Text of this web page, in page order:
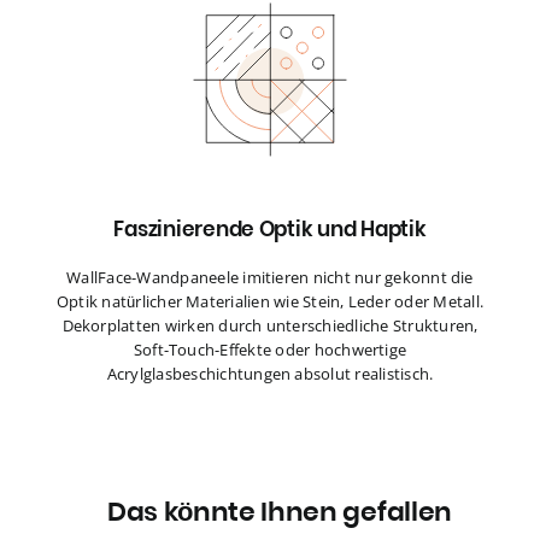
Faszinierende Optik und Haptik
WallFace-Wandpaneele imitieren nicht nur gekonnt die
Optik natürlicher Materialien wie Stein, Leder oder Metall.
Dekorplatten wirken durch unterschiedliche Strukturen,
Soft-Touch-Effekte oder hochwertige
Acrylglasbeschichtungen absolut realistisch.
Das könnte Ihnen gefallen